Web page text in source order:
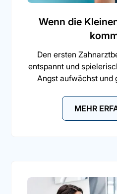
Wenn die
Den ersten
entspannt und
Angst aufwächst und
MEHR